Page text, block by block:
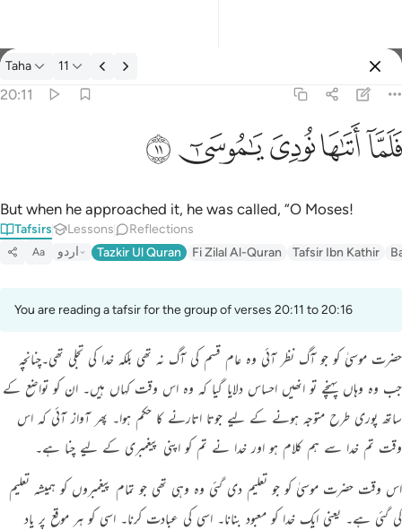
Tafsir: Taha 20:11
Taha 11
20:11
فَلَمَّآ أَتَىٰهَا نُودِىَ يَـٰمُوسَىٰٓ ١١
ﲵﲶﲷﲸﲹ
But when he approached it, he was called, “O Moses!
Tafsirs Lessons Reflections
Aa اردو Tazkir Ul Quran Fi Zilal Al-Quran Tafsir Ibn Kathir
You are reading a tafsir for the group of verses 20:11 to 20:16
حضرت موسیٰ کو جو آگ نظر آئی وہ عام قسم کی آگ نہ تھی بلکہ خدا کی تجلی تھی۔چنانچہ
جب وہ وہاں پہنچے تو انھیں احساس دلایا گیا کہ وہ اس وقت کہاں ہیں۔ ان کو تواضع کے
ساتھ پوری طرح متوجہ ہونے کے لیے جوتا اتارنے کا حکم ہوا۔ پھر آواز آئی کہ اس
وقت تم خدا سے ہم کلام ہو اور خدا نے تم کو اپنی پیغمبری کے لیے چنا ہے۔
اس وقت حضرت موسیٰ کو جو تعلیم دی گئی وہ وہی تھی جو تمام پیغمبروں کو ہمیشہ تعلیم
کی گئی ہے۔ یعنی ایک خدا کو معبود بنانا۔ اسی کی عبادت کرنا۔ اسی کو ہر موقع پر یاد